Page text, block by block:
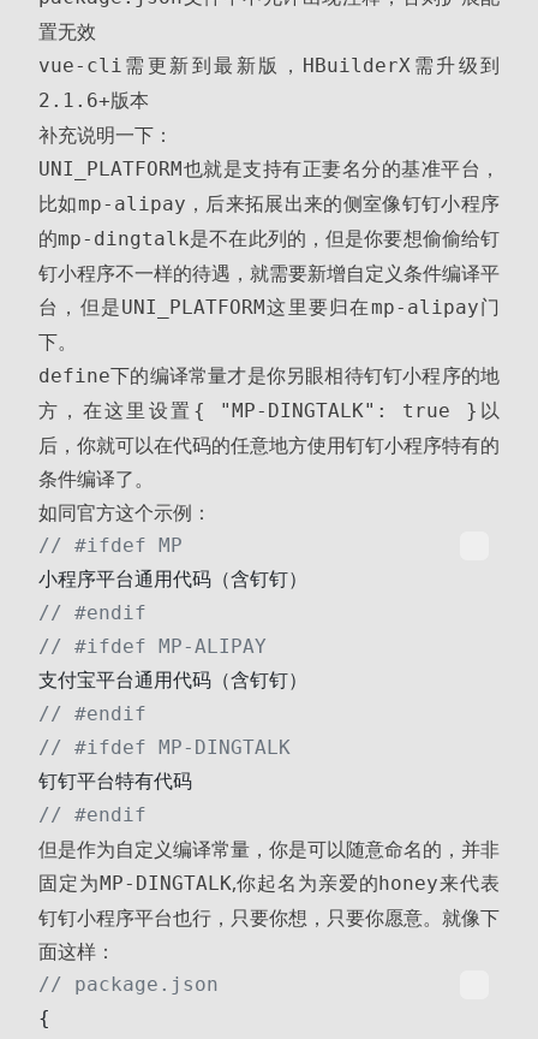
置无效
vue-cli 需更新到最新版， HBuilderX 需升级到
2.1.6+版本
补充说明一下：
UNI_PLATFORM也就是支持有正妻名分的基准平台，
比如mp-alipay ，后来拓展出来的侧室像钉钉小程序
的mp-dingtalk是不在此列的，但是你要想偷偷给钉
钉小程序不一样的待遇，就需要新增自定义条件编译平
台，但是UNI_PLATFORM这里要归在mp-alipay门
下。
define下的编译常量才是你另眼相待钉钉小程序的地
方，在这里设置 { "MP-DINGTALK": true } 以
后，你就可以在代码的任意地方使用钉钉小程序特有的
条件编译了。
如同官方这个示例：
// #ifdef MP
小程序平台通用代码（含钉钉）
// #endif
// #ifdef MP-ALIPAY
支付宝平台通用代码（含钉钉）
// #endif
// #ifdef MP-DINGTALK
钉钉平台特有代码
// #endif
但是作为自定义编译常量，你是可以随意命名的，并非
固定为MP-DINGTALK,你起名为亲爱的honey来代表
钉钉小程序平台也行，只要你想，只要你愿意。就像下
面这样：
// package.json
{